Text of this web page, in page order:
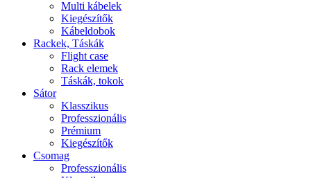
Multi kábelek
Kiegészítők
Kábeldobok
Rackek, Táskák
Flight case
Rack elemek
Táskák, tokok
Sátor
Klasszikus
Professzionális
Prémium
Kiegészítők
Csomag
Professzionális